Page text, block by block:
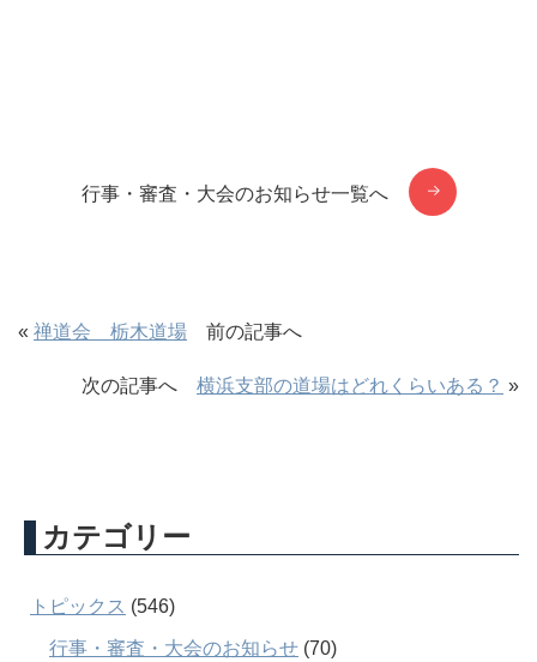
行事・審査・大会のお知らせ一覧へ
« 禅道会 栃木道場 前の記事へ
次の記事へ 横浜支部の道場はどれくらいある？ »
カテゴリー
トピックス (546)
行事・審査・大会のお知らせ (70)